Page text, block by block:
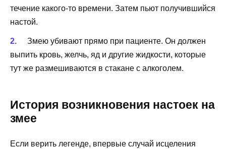
течение какого-то времени. Затем пьют получившийся
настой.
Змею убивают прямо при пациенте. Он должен
выпить кровь, желчь, яд и другие жидкости, которые
тут же размешиваются в стакане с алкоголем.
История возникновения настоек на
змее
Если верить легенде, впервые случай исцеления